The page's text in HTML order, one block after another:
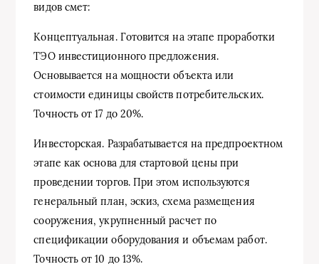
видов смет:
Концептуальная. Готовится на этапе проработки
ТЭО инвестиционного предложения.
Основывается на мощности объекта или
стоимости единицы свойств потребительских.
Точность от 17 до 20%.
Инвесторская. Разрабатывается на предпроектном
этапе как основа для стартовой цены при
проведении торгов. При этом используются
генеральный план, эскиз, схема размещения
сооружения, укрупненный расчет по
спецификации оборудования и объемам работ.
Точность от 10 до 13%.